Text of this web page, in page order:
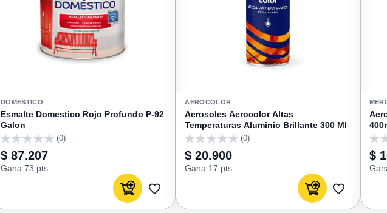
DOMESTICO
Esmalte Domestico Rojo Profundo P-92
Galon
0
(0)
$ 87.207
Gana 73 pts
Agregar al carrito
AGREGAR
AEROCOLOR
Aerosoles Aerocolor Altas
Temperaturas Aluminio Brillante 300 Ml
0
(0)
$ 20.900
Gana 17 pts
Agregar al carrito
AGREGAR
0
$